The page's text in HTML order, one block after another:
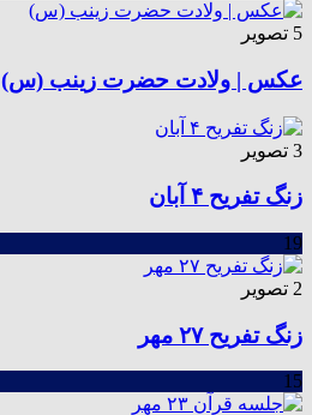
5 تصویر
عکس | ولادت حضرت زینب (س)
3 تصویر
زنگ تفریح ۴ آبان
19
2 تصویر
زنگ تفریح ۲۷ مهر
15